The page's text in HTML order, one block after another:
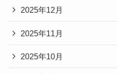
2025年12月
2025年11月
2025年10月